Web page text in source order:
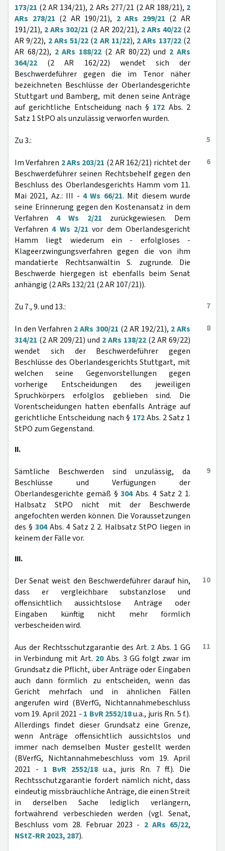
173/21 (2 AR 134/21), 2 ARs 277/21 (2 AR 188/21), 2
ARs 278/21 (2 AR 190/21), 2 ARs 299/21 (2 AR
191/21), 2 ARs 302/21 (2 AR 202/21), 2 ARs 40/22(2
AR 9/22), 2 ARs 51/22 (2 AR 11/22), 2 ARs 137/22(2
AR 68/22), 2 ARs 188/22 (2 AR 80/22) und 2 ARs
364/22 (2 AR 162/22) wendet sich der
Beschwerdeführer gegen die im Tenor näher
bezeichneten Beschlüsse der Oberlandesgerichte
Stuttgart und Bamberg, mit denen seine Anträge
auf gerichtliche Entscheidung nach § 172 Abs. 2
Satz 1 StPO als unzulässig verworfen wurden.
5
Zu 3.:
6
Im Verfahren 2 ARs 203/21 (2 AR 162/21) richtet der
Beschwerdeführer seinen Rechtsbehelf gegen den
Beschluss des Oberlandesgerichts Hamm vom 11.
Mai 2021, Az.: III - 4 Ws 66/21. Mit diesem wurde
seine Erinnerung gegen den Kostenansatz in dem
Verfahren4 Ws 2/21 zurückgewiesen. Dem
Verfahren4 Ws 2/21 vor dem Oberlandesgericht
Hamm liegt wiederum ein - erfolgloses -
Klageerzwingungsverfahren gegen die von ihm
mandatierte Rechtsanwältin S. zugrunde. Die
Beschwerde hiergegen ist ebenfalls beim Senat
anhängig (2 ARs 132/21 (2 AR 107/21)).
7
Zu 7., 9. und 13.:
8
In den Verfahren 2 ARs 300/21 (2 AR 192/21), 2 ARs
314/21 (2 AR 209/21) und 2 ARs 138/22 (2 AR 69/22)
wendet sich der Beschwerdeführer gegen
Beschlüsse des Oberlandesgerichts Stuttgart, mit
welchen seine Gegenvorstellungen gegen
vorherige Entscheidungen des jeweiligen
Spruchkörpers erfolglos geblieben sind. Die
Vorentscheidungen hatten ebenfalls Anträge auf
gerichtliche Entscheidung nach § 172Abs. 2 Satz 1
StPO zum Gegenstand.
II.
9
Sämtliche Beschwerden sind unzulässig, da
Beschlüsse und Verfügungen der
Oberlandesgerichte gemäß §304Abs. 4 Satz 2 1.
Halbsatz StPO nicht mit der Beschwerde
angefochten werden können. Die Voraussetzungen
des § 304Abs. 4 Satz 2 2. Halbsatz StPO liegen in
keinem der Fälle vor.
III.
10
Der Senat weist den Beschwerdeführer darauf hin,
dass er vergleichbare substanzlose und
offensichtlich aussichtslose Anträge oder
Eingaben künftig nicht mehr förmlich
verbescheiden wird.
11
Aus der Rechtsschutzgarantie des Art. 2 Abs. 1 GG
in Verbindung mit Art. 20Abs. 3 GG folgt zwar im
Grundsatz die Pflicht, über Anträge oder Eingaben
auch dann förmlich zu entscheiden, wenn das
Gericht mehrfach und in ähnlichen Fällen
angerufen wird (BVerfG, Nichtannahmebeschluss
vom 19. April 2021 - 1 BvR 2552/18u.a., juris Rn. 5 f.).
Allerdings findet dieser Grundsatz eine Grenze,
wenn Anträge offensichtlich aussichtslos und
immer nach demselben Muster gestellt werden
(BVerfG, Nichtannahmebeschluss vom 19. April
2021 - 1 BvR 2552/18u.a., juris Rn. 7 ff.). Die
Rechtsschutzgarantie fordert nämlich nicht, dass
eindeutig missbräuchliche Anträge, die einen Streit
in derselben Sache lediglich verlängern,
fortwährend verbeschieden werden (vgl. Senat,
Beschluss vom 28. Februar 2023 - 2 ARs 65/22,
NStZ-RR 2023, 287).